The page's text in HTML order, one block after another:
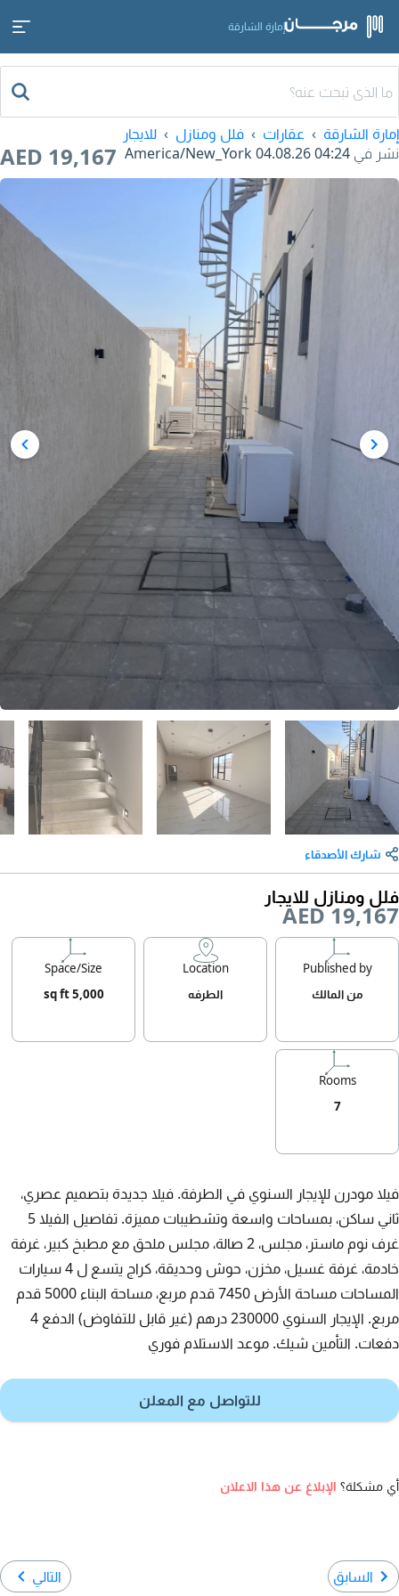
إمارة الشارقة
إمارة الشارقة عقارات فلل ومنازل
للايجار
نشر في 04.08.26 04:24
AED 19,167
شارك الأصدقاء
فلل ومنازل للايجار
AED 19,167
Published by
من المالك
Location
الطرفه
Space/Size
5,000 sq ft
Rooms
7
فيلا مودرن للإيجار السنوي في الطرفة. فيلا جديدة بتصميم عصري،
ثاني ساكن، بمساحات واسعة وتشطيبات مميزة. تفاصيل الفيلا 5
غرف نوم ماستر، مجلس، 2 صالة، مجلس ملحق مع مطبخ كبير، غرفة
خادمة، غرفة غسيل، مخزن، حوش وحديقة، كراج يتسع ل 4 سيارات
المساحات مساحة الأرض 7450 قدم مربع، مساحة البناء 5000 قدم
مربع. الإيجار السنوي 230000 درهم (غير قابل للتفاوض) الدفع 4
دفعات. التأمين شيك. موعد الاستلام فوري
للتواصل مع المعلن
أي مشكلة؟ الإبلاغ عن هذا الاعلان
السابق التالي